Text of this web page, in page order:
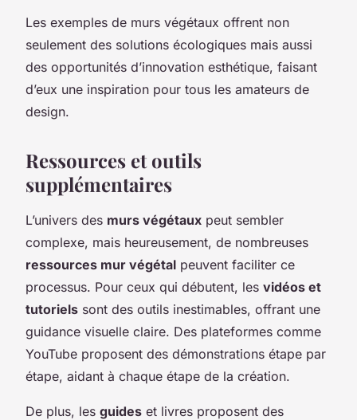
Les exemples de murs végétaux offrent non
seulement des solutions écologiques mais aussi
des opportunités d’innovation esthétique, faisant
d’eux une inspiration pour tous les amateurs de
design.
Ressources et outils
supplémentaires
L’univers des murs végétaux peut sembler
complexe, mais heureusement, de nombreuses
ressources mur végétal peuvent faciliter ce
processus. Pour ceux qui débutent, les vidéos et
tutoriels sont des outils inestimables, offrant une
guidance visuelle claire. Des plateformes comme
YouTube proposent des démonstrations étape par
étape, aidant à chaque étape de la création.
De plus, les guides et livres proposent des